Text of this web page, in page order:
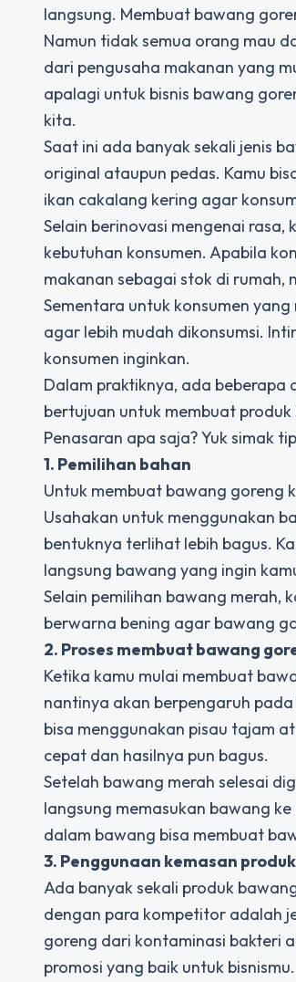
langsung. Membuat bawang
Namun tidak semua orang mau
dari pengusaha makanan yang
apalagi untuk bisnis bawang
kita.
Saat ini ada banyak sekali jenis
original ataupun pedas. Kamu
ikan cakalang kering agar
Selain berinovasi mengenai rasa,
kebutuhan konsumen. Apabila
makanan sebagai stok di rumah,
Sementara untuk konsumen
agar lebih mudah dikonsumsi.
konsumen inginkan.
Dalam praktiknya, ada beberapa
bertujuan untuk membuat
Penasaran apa saja? Yuk simak
1. Pemilihan bahan
Untuk membuat bawang goreng
Usahakan untuk menggunakan
bentuknya terlihat lebih bagus.
langsung bawang yang ingin
Selain pemilihan bawang merah,
berwarna bening agar bawang
2. Proses membuat bawang
Ketika kamu mulai membuat
nantinya akan berpengaruh
bisa menggunakan pisau tajam
cepat dan hasilnya pun bagus.
Setelah bawang merah selesai
langsung memasukan bawang
dalam bawang bisa membuat
3. Penggunaan kemasan produk
Ada banyak sekali produk
dengan para kompetitor adalah
goreng dari kontaminasi bakteri
promosi yang baik untuk bisnismu.